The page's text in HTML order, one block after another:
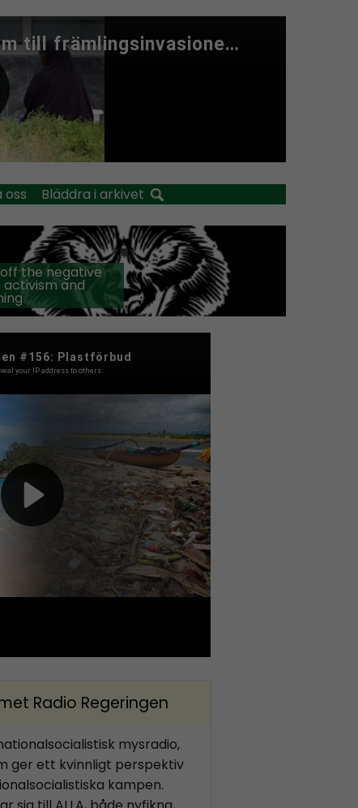
oss Bläddra i arkivet
the negative
activism and
Radio Regeringen
mysradio,
ger ett kvinnligt perspektiv
kampen.